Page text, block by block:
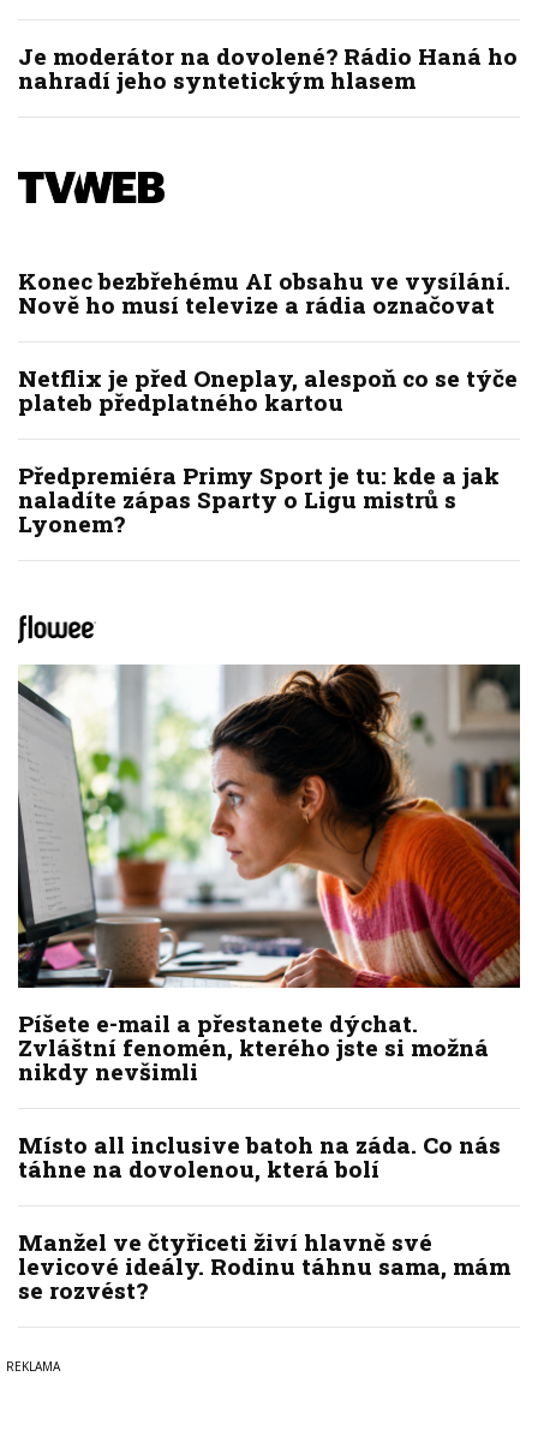
Je moderátor na dovolené? Rádio Haná ho
nahradí jeho syntetickým hlasem
Konec bezbřehému AI obsahu ve vysílání.
Nově ho musí televize a rádia označovat
Netflix je před Oneplay, alespoň co se týče
plateb předplatného kartou
Předpremiéra Primy Sport je tu: kde a jak
naladíte zápas Sparty o Ligu mistrů s
Lyonem?
Píšete e-mail a přestanete dýchat.
Zvláštní fenomén, kterého jste si možná
nikdy nevšimli
Místo all inclusive batoh na záda. Co nás
táhne na dovolenou, která bolí
Manžel ve čtyřiceti živí hlavně své
levicové ideály. Rodinu táhnu sama, mám
se rozvést?